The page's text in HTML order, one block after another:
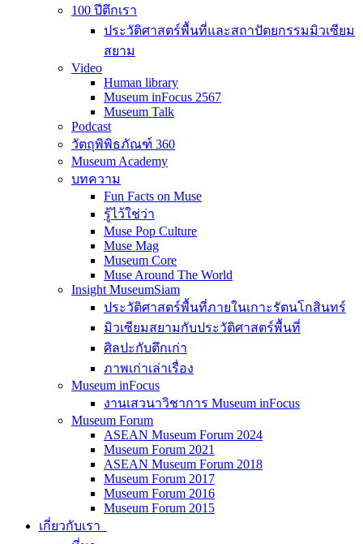
100 ปีตึกเรา
ประวัติศาสตร์พื้นที่และสถาปัตยกรรมมิวเซียม
สยาม
Video
Human library
Museum inFocus 2567
Museum Talk
Podcast
วัตถุพิพิธภัณฑ์ 360
Museum Academy
บทความ
Fun Facts on Muse
รู้ไว้ใช่ว่า
Muse Pop Culture
Muse Mag
Museum Core
Muse Around The World
Insight MuseumSiam
ประวัติศาสตร์พื้นที่ภายในเกาะรัตนโกสินทร์
มิวเซียมสยามกับประวัติศาสตร์พื้นที่
ศิลปะกับตึกเก่า
ภาพเก่าเล่าเรื่อง
Museum inFocus
งานเสวนาวิชาการ Museum inFocus
Museum Forum
ASEAN Museum Forum 2024
Museum Forum 2021
ASEAN Museum Forum 2018
Museum Forum 2017
Museum Forum 2016
Museum Forum 2015
เกี่ยวกับเรา